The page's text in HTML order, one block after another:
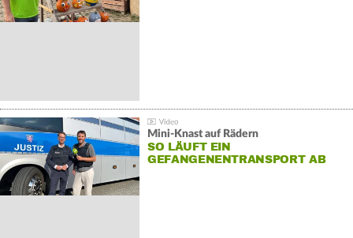
Mini-Knast auf Rädern
SO LÄUFT EIN
GEFANGENENTRANSPORT AB